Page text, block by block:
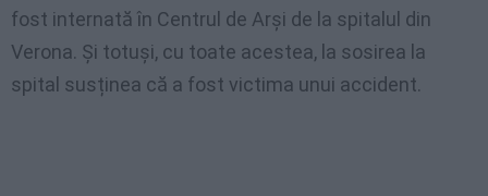
fost internată în Centrul de Arși de la spitalul din
Verona. Și totuși, cu toate acestea, la sosirea la
spital susținea că a fost victima unui accident.